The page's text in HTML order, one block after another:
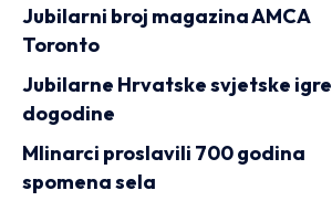
Jubilarni broj magazina AMCA
Toronto
Jubilarne Hrvatske svjetske igre
dogodine
Mlinarci proslavili 700 godina
spomena sela